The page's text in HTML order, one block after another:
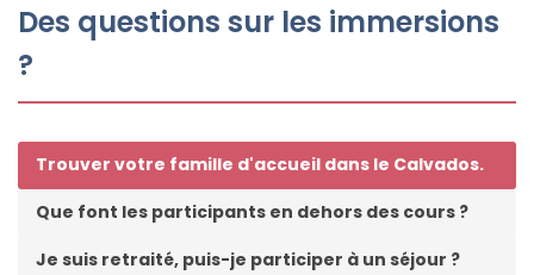
Des questions sur les immersions
?
Trouver votre famille d'accueil dans le Calvados.
Que font les participants en dehors des cours ?
Je suis retraité, puis-je participer à un séjour ?